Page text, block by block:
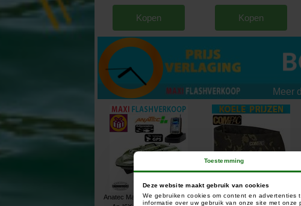
Toestemming
Deze website maakt gebruik van cookies
We gebruiken cookies om content en advertenties
informatie over uw gebruik van onze site met
Kopen Kopen
Meer
Anatec Maxboat Forest Lithium
Korda Compac Boilie Caddy